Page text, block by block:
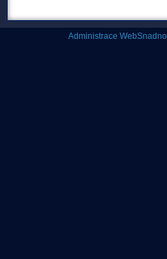
Administrace WebSnadno